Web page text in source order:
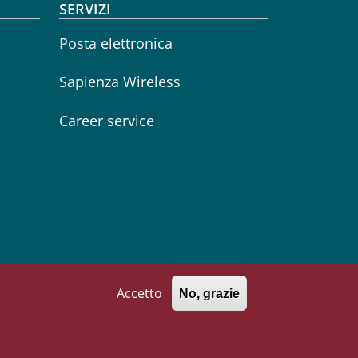
SERVIZI
Posta elettronica
Sapienza Wireless
Career service
FacebookInstagramLinkedin
Accetto No, grazie